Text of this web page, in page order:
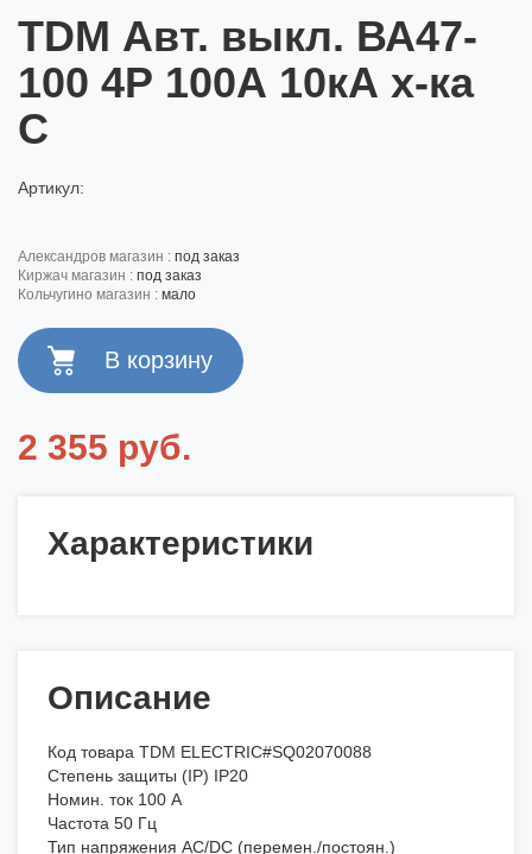
TDM Авт. выкл. ВА47-
100 4Р 100А 10кА х-ка
С
Артикул:
александров магазин : под заказ
киржач магазин : под заказ
кольчугино магазин : мало
2 355 руб.
Характеристики
Описание
Код товара TDM ELECTRIC#SQ02070088
Степень защиты (IP) IP20
Номин. ток 100 А
Частота 50 Гц
Тип напряжения AC/DC (перемен./постоян.)